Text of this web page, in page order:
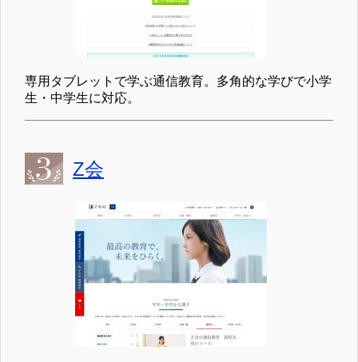
専用タブレットで学ぶ通信教育。多角的な学びで小学
生・中学生に対応。
Z会